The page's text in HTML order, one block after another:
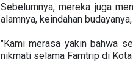
Sebelumnya, mereka juga
alamnya, keindahan
"Kami merasa yakin bahwa
nikmati selama Famtrip di